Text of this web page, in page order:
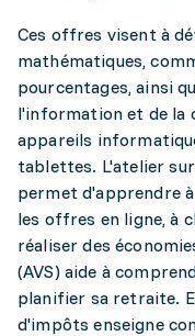
Ces offres visent à
mathématiques,
pourcentages, ainsi
l'information et de la
appareils
tablettes. L'atelier
permet d'apprendre
les offres en ligne, à
réaliser des
(AVS) aide à
planifier sa retraite.
d'impôts enseigne